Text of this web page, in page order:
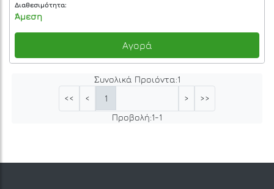
Διαθεσιμότητα:
Άμεση
Αγορά
Συνολικά Προιόντα:1
<<
< 1 >
>>
Προβολή:1-1